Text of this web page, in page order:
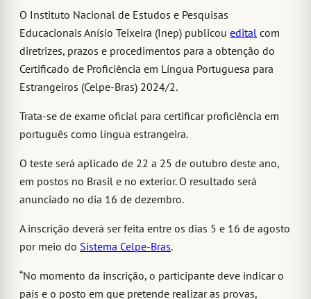
O Instituto Nacional de Estudos e Pesquisas
Educacionais Anísio Teixeira (Inep) publicou edital com
diretrizes, prazos e procedimentos para a obtenção do
Certificado de Proficiência em Língua Portuguesa para
Estrangeiros (Celpe-Bras) 2024/2.
Trata-se de exame oficial para certificar proficiência em
português como língua estrangeira.
O teste será aplicado de 22 a 25 de outubro deste ano,
em postos no Brasil e no exterior. O resultado será
anunciado no dia 16 de dezembro.
A inscrição deverá ser feita entre os dias 5 e 16 de agosto
por meio do Sistema Celpe-Bras.
“No momento da inscrição, o participante deve indicar o
país e o posto em que pretende realizar as provas,